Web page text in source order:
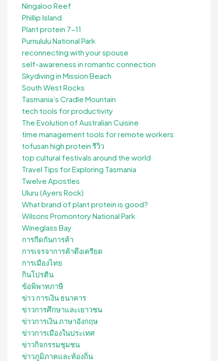
Ningaloo Reef
Phillip Island
Plant protein 7-11
Purnululu National Park
reconnecting with your spouse
self-awareness in romantic connection
Skydiving in Mission Beach
South West Rocks
Tasmania’s Cradle Mountain
tech tools for productivity
The Evolution of Australian Cuisine
time management tools for remote workers
tofusan high protein รีวิว
top cultural festivals around the world
Travel Tips for Exploring Tasmania
Twelve Apostles
Uluru (Ayers Rock)
What brand of plant protein is good?
Wilsons Promontory National Park
Wineglass Bay
การกีดกันการค้า
การเจรจาการค้าตึงเครียด
การเมืองไทย
กินโปรตีน
ข้อพิพาทภาษี
ข่าว การเงิน ธนาคาร
ข่าวการศึกษาและเยาวชน
ข่าวการเงิน ภาษาอังกฤษ
ข่าวการเมืองในประเทศ
ข่าวกิจกรรมชุมชน
ข่าวภูมิภาคและท้องถิ่น